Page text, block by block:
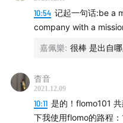
10:54 记起一句话:be a
company with a
嘉佩樂: 很棒 是出自
杳音
2021.12.09
10:11 是的！flomo101
下我使用flomo的路程